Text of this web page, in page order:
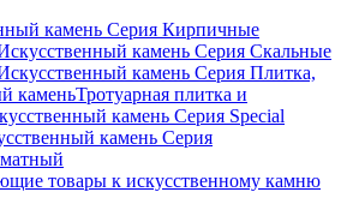
камень Серия Кирпичные
камень Серия Скальные
камень Серия Плитка,
каменьТротуарная плитка и
камень Серия Special
камень Серия
товары к искусственному камню